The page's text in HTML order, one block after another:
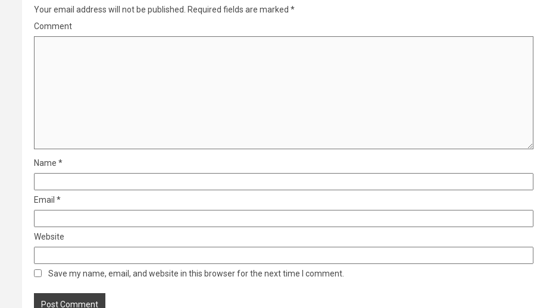
Your email address will not be published. Required fields are marked *
Comment
Name *
Email *
Website
Save my name, email, and website in this browser for the next time I comment.